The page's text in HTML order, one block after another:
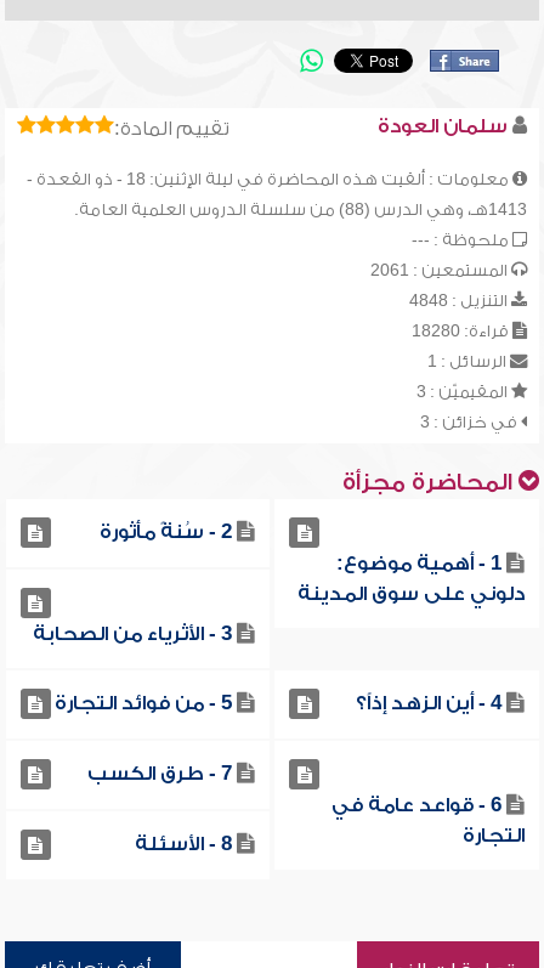
تقييم المادة: سلمان العودة
معلومات : ألقيت هذه المحاضرة في ليلة الإثنين: 18 - ذو القعدة -
1413هـ، وهي الدرس (88) من سلسلة الدروس العلمية العامة.
ملحوظة : ---
المستمعين : 2061
التنزيل : 4848
قراءة: 18280
الرسائل : 1
المقيميّن : 3
في خزائن : 3
المحاضرة مجزأة
1 - أهمية موضوع:
دلوني على سوق المدينة
2 - سُنةً مأثورة
3 - الأثرياء من الصحابة
4 - أين الزهد إذاً؟ 5 - من فوائد التجارة
6 - قواعد عامة في
التجارة
7 - طرق الكسب
8 - الأسئلة